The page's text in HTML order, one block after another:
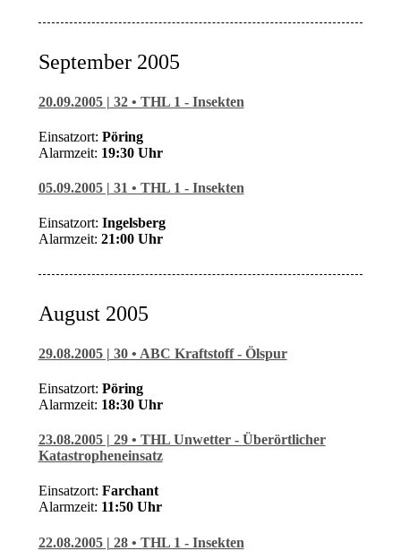
September 2005
20.09.2005 | 32 • THL 1 - Insekten
Einsatzort: Pöring
Alarmzeit: 19:30 Uhr
05.09.2005 | 31 • THL 1 - Insekten
Einsatzort: Ingelsberg
Alarmzeit: 21:00 Uhr
August 2005
29.08.2005 | 30 • ABC Kraftstoff - Ölspur
Einsatzort: Pöring
Alarmzeit: 18:30 Uhr
23.08.2005 | 29 • THL Unwetter - Überörtlicher
Katastropheneinsatz
Einsatzort: Farchant
Alarmzeit: 11:50 Uhr
22.08.2005 | 28 • THL 1 - Insekten